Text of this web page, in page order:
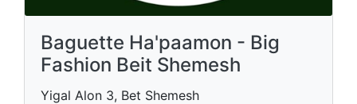
Baguette Ha'paamon - Big
Fashion Beit Shemesh
Yigal Alon 3, Bet Shemesh